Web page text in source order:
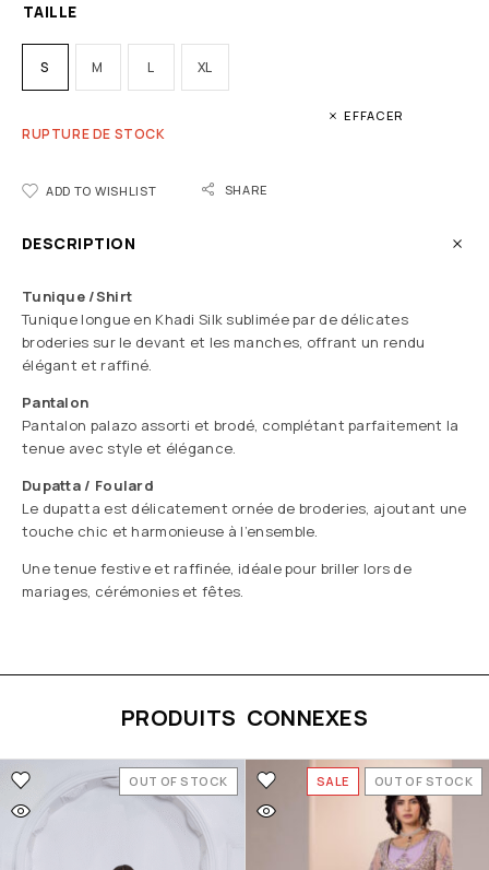
TAILLE
S M L XL
EFFACER
RUPTURE DE STOCK
ADD TO WISHLIST SHARE
DESCRIPTION
Tunique /Shirt
Tunique longue en Khadi Silk sublimée par de délicates
broderies sur le devant et les manches, offrant un rendu
élégant et raffiné.
Pantalon
Pantalon palazo assorti et brodé, complétant parfaitement la
tenue avec style et élégance.
Dupatta / Foulard
Le dupatta est délicatement ornée de broderies, ajoutant une
touche chic et harmonieuse à l’ensemble.
Une tenue festive et raffinée, idéale pour briller lors de
mariages, cérémonies et fêtes.
PRODUITS CONNEXES
OUT OF STOCK SALE OUT OF STOCK